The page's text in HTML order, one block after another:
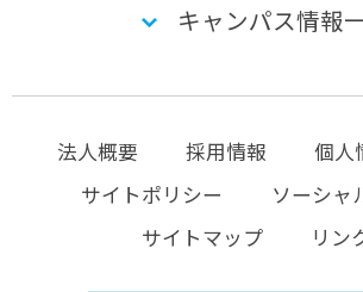
キャンパス情報
法人概要 採用情報
個人
サイトポリシー
ソーシャ
サイトマップ
リン